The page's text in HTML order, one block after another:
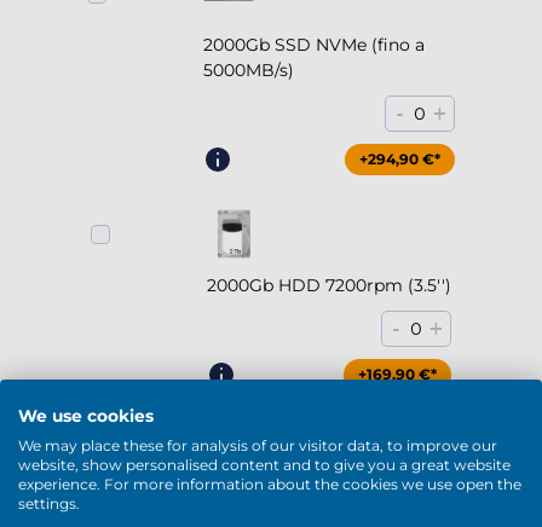
2000Gb SSD NVMe (fino a
5000MB/s)
- 0 +
+294,90 €*
2000Gb HDD 7200rpm (3.5'')
- 0 +
+169,90 €*
We use cookies
We may place these for analysis of our visitor data, to improve our
website, show personalised content and to give you a great website
experience. For more information about the cookies we use open the
settings.